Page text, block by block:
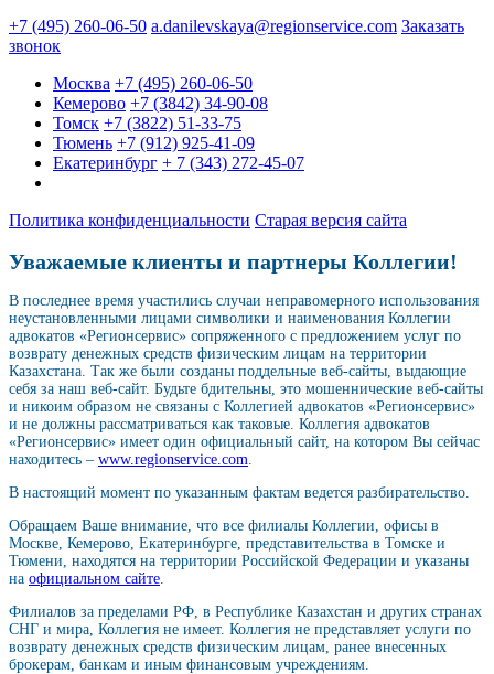
+7 (495) 260-06-50 a.danilevskaya@regionservice.com Заказать
звонок
Москва +7 (495) 260-06-50
Кемерово +7 (3842) 34-90-08
Томск +7 (3822) 51-33-75
Тюмень +7 (912) 925-41-09
Екатеринбург + 7 (343) 272-45-07
Политика конфиденциальности Старая версия сайта
Уважаемые клиенты и партнеры Коллегии!
В последнее время участились случаи неправомерного использования
неустановленными лицами символики и наименования Коллегии
адвокатов «Регионсервис» сопряженного с предложением услуг по
возврату денежных средств физическим лицам на территории
Казахстана. Так же были созданы поддельные веб-сайты, выдающие
себя за наш веб-сайт. Будьте бдительны, это мошеннические веб-сайты
и никоим образом не связаны с Коллегией адвокатов «Регионсервис»
и не должны рассматриваться как таковые. Коллегия адвокатов
«Регионсервис» имеет один официальный сайт, на котором Вы сейчас
находитесь – www.regionservice.com
В настоящий момент по указанным фактам ведется разбирательство.
Обращаем Ваше внимание, что все филиалы Коллегии, офисы в
Москве, Кемерово, Екатеринбурге, представительства в Томске и
Тюмени, находятся на территории Российской Федерации и указаны
на официальном сайте
Филиалов за пределами РФ, в Республике Казахстан и других странах
СНГ и мира, Коллегия не имеет. Коллегия не представляет услуги по
возврату денежных средств физическим лицам, ранее внесенных
брокерам, банкам и иным финансовым учреждениям.